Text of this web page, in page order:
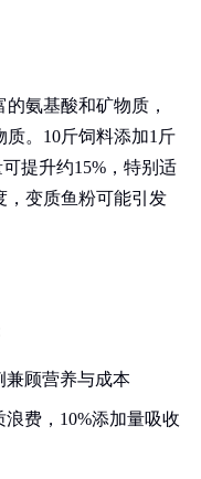
氨基酸和矿物质，
。10斤饲料添加1斤
提升约15%，特别适
，变质鱼粉可能引发
兼顾营养与成本
浪费，10%添加量吸收